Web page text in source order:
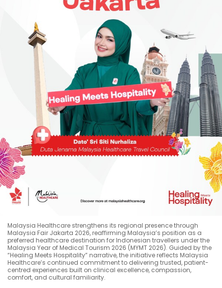
Malaysia Healthcare strengthens its regional presence through
Malaysia Fair Jakarta 2026, reaffirming Malaysia’s position as a
preferred healthcare destination for Indonesian travellers under the
Malaysia Year of Medical Tourism 2026 (MYMT 2026). Guided by the
“Healing Meets Hospitality” narrative, the initiative reflects Malaysia
Healthcare’s continued commitment to delivering trusted, patient-
centred experiences built on clinical excellence, compassion,
comfort, and cultural familiarity.